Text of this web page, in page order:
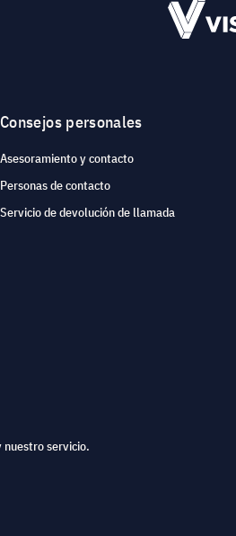
Consejos personales
Asesoramiento y contacto
Personas de contacto
Servicio de devolución de llamada
nuestro servicio.